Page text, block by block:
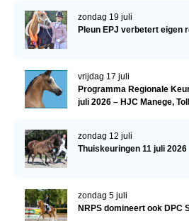
Zoek een NRPS paard
Informatie aan je paard of pony
Onze fokkerij
Fokprogramma's en registratie
Veulen registratie
zondag 19 juli
Pleun EPJ verbetert eigen
vrijdag 17 juli
Programma Regionale
juli 2026 – HJC Manege,
zondag 12 juli
Thuiskeuringen 11 juli 2026
zondag 5 juli
NRPS domineert ook DPC